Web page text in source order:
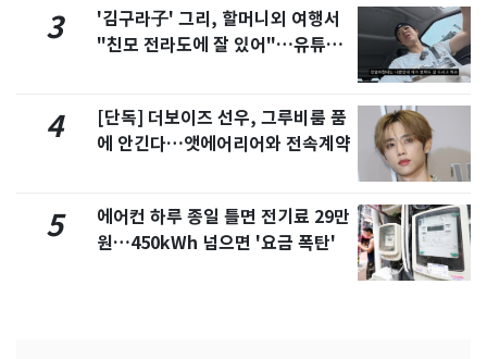
3
'김구라子' 그리, 할머니외 여행서
"친모 전라도에 잘 있어"…유튜브
4
[단독] 더보이즈 선우, 그루비룸 품
에 안긴다…앳에어리어와 전속계약
5
에어컨 하루 종일 틀면 전기료 29만
원…450kWh 넘으면 '요금 폭탄'